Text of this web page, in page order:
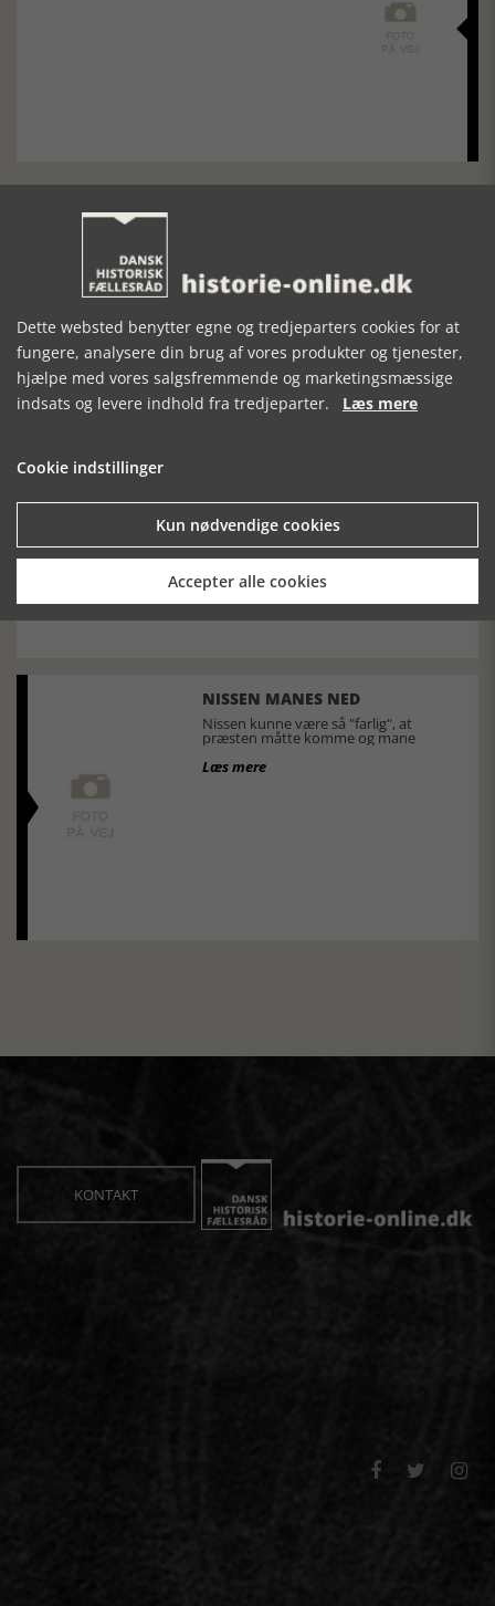
HEKSENS NISSE
Nisseagtige væsner fandtes sandsynligvis også i førkristen
tid, og er "flyttet med" efter kristendommens indførelse
NISSEN MANES NED
Nissen kunne være så "farlig", at
præsten måtte komme og mane
Læs mere
KONTAKT
  
Dette websted benytter egne og tredjeparters cookies for at
fungere, analysere din brug af vores produkter og tjenester,
hjælpe med vores salgsfremmende og marketingsmæssige
indsats og levere indhold fra tredjeparter. Læs mere
Cookie indstillinger
Kun nødvendige cookies
Accepter alle cookies